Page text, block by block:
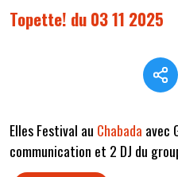
Topette! du 03 11 2025
Elles Festival au Chabada avec
communication et 2 DJ du